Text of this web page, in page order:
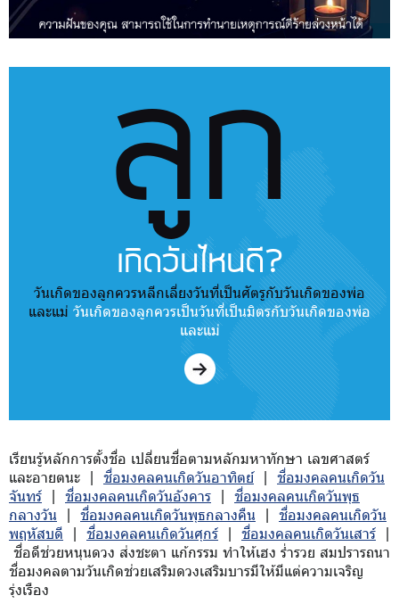
ลูก
เกิดวันไหนดี?
วันเกิดของลูกควรหลีกเลี่ยงวันที่เป็นศัตรูกับวันเกิดของพ่อ
และแม่ วันเกิดของลูกควรเป็นวันที่เป็นมิตรกับวันเกิดของพ่อ
และแม่
เรียนรู้หลักการตั้งชื่อ เปลี่ยนชื่อตามหลักมหาทักษา เลขศาสตร์
และอายตนะ | ชื่อมงคลคนเกิดวันอาทิตย์| ชื่อมงคลคนเกิดวัน
จันทร์ | ชื่อมงคลคนเกิดวันอังคาร | ชื่อมงคลคนเกิดวันพุธ
กลางวัน | ชื่อมงคลคนเกิดวันพุธกลางคืน | ชื่อมงคลคนเกิดวัน
พฤหัสบดี | ชื่อมงคลคนเกิดวันศุกร์ | ชื่อมงคลคนเกิดวันเสาร์ |
ชื่อดีช่วยหนุนดวง ส่งชะตา แก้กรรม ทำให้เฮง ร่ำรวย สมปรารถนา
ชื่อมงคลตามวันเกิดช่วยเสริมดวงเสริมบารมีให้มีแต่ความเจริญ
รุ่งเรือง